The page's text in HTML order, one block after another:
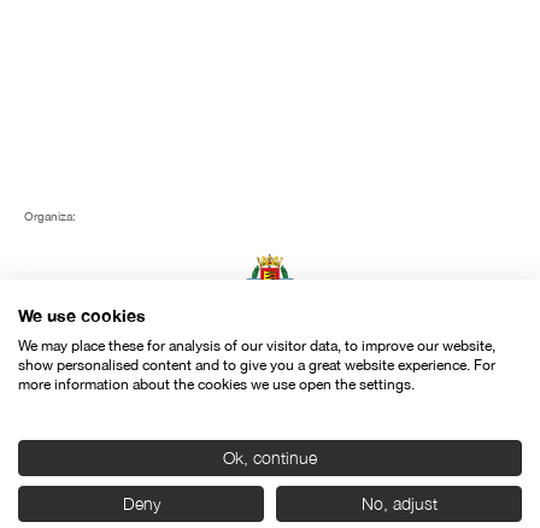
Organiza:
We use cookies
We may place these for analysis of our visitor data, to improve our website,
show personalised content and to give you a great website experience. For
more information about the cookies we use open the settings.
Ok, continue
Deny No, adjust